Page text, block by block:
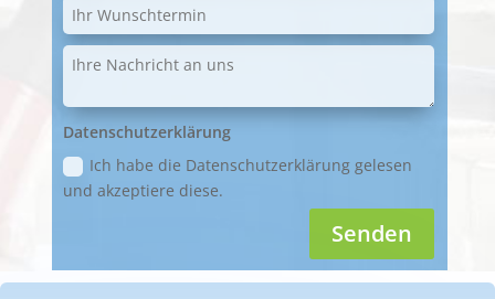
Datenschutzerklärung
Ich habe die Datenschutzerklärung gelesen
und akzeptiere diese.
Senden